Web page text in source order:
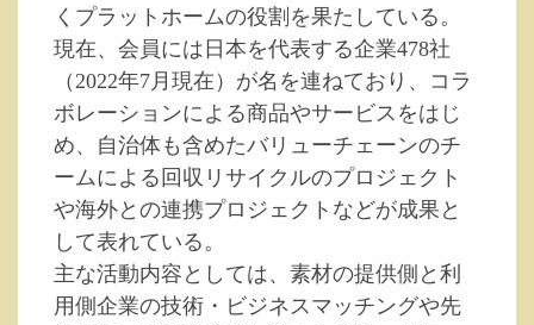
くプラットホームの役割を果たしている。
現在、会員には日本を代表する企業478社
（2022年7月現在）が名を連ねており、コラ
ボレーションによる商品やサービスをはじ
め、自治体も含めたバリューチェーンのチ
ームによる回収リサイクルのプロジェクト
や海外との連携プロジェクトなどが成果と
して表れている。
主な活動内容としては、素材の提供側と利
用側企業の技術・ビジネスマッチングや先